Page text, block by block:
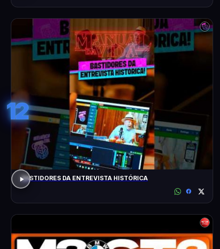
12
BASTIDORES DA ENTREVISTA HISTÓRICA